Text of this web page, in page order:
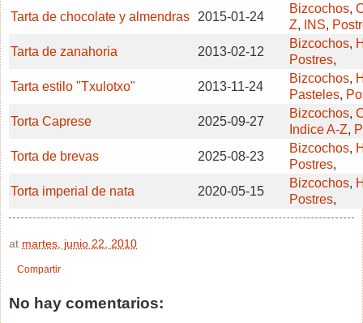
Tarta de chocolate y almendras
2015-01-24
Bizcochos,
Z, INS,
Tarta de zanahoria
2013-02-12
Bizcochos,
Postres,
Tarta estilo "Txulotxo"
2013-11-24
Bizcochos,
Pasteles,
Torta Caprese
2025-09-27
Bizcochos,
Indice A-Z,
Torta de brevas
2025-08-23
Bizcochos,
Postres,
Torta imperial de nata
2020-05-15
Bizcochos,
Postres,
at martes, junio 22, 2010
Compartir
No hay comentarios: